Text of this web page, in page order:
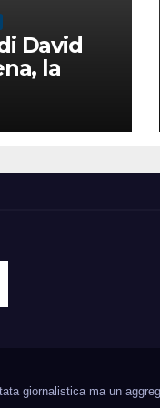
David
la
la
giornalistica ma un